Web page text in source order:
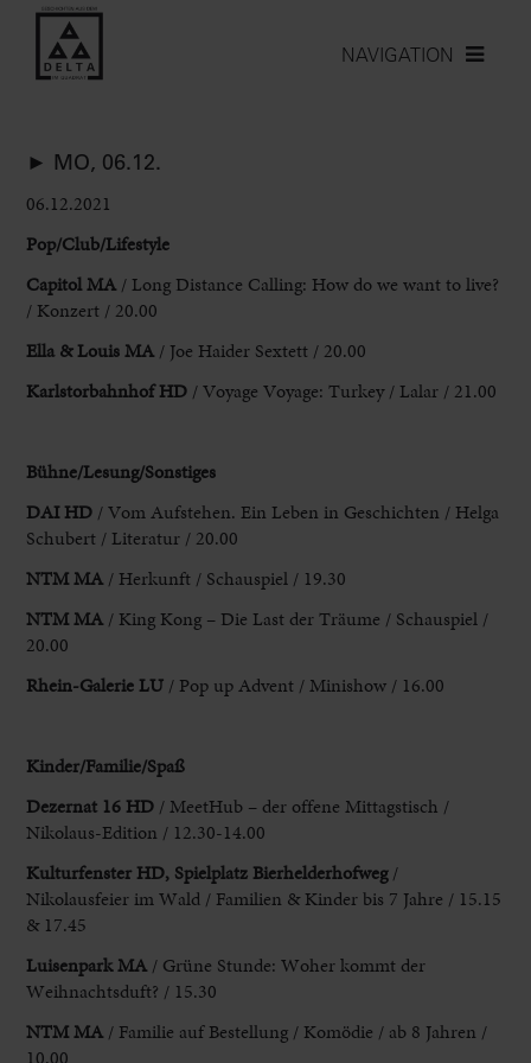
NAVIGATION
► MO, 06.12.
06.12.2021
Pop/Club/Lifestyle
Capitol MA / Long Distance Calling: How do we want to live?
/ Konzert / 20.00
Ella & Louis MA / Joe Haider Sextett / 20.00
Karlstorbahnhof HD / Voyage Voyage: Turkey / Lalar / 21.00
Bühne/Lesung/Sonstiges
DAI HD / Vom Aufstehen. Ein Leben in Geschichten / Helga
Schubert / Literatur / 20.00
NTM MA / Herkunft / Schauspiel / 19.30
NTM MA / King Kong – Die Last der Träume / Schauspiel /
20.00
Rhein-Galerie LU / Pop up Advent / Minishow / 16.00
Kinder/Familie/Spaß
Dezernat 16 HD / MeetHub – der offene Mittagstisch /
Nikolaus-Edition / 12.30-14.00
Kulturfenster HD, Spielplatz Bierhelderhofweg/
Nikolausfeier im Wald / Familien & Kinder bis 7 Jahre / 15.15
& 17.45
Luisenpark MA / Grüne Stunde: Woher kommt der
Weihnachtsduft? / 15.30
NTM MA / Familie auf Bestellung / Komödie / ab 8 Jahren /